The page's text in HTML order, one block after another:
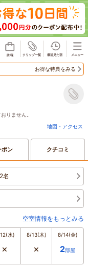
お得な特典をみる
りません。
地図・アクセス
ポン クチコミ
名
空室情報をもっとみる
(水)
×
8/13(木)
×
8/14(金)
2部屋